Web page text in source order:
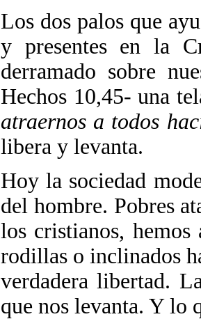
Los dos palos que
y presentes en la
derramado sobre
Hechos 10,45- una
atraernos a todos
libera y levanta.
Hoy la sociedad
del hombre. Pobres
los cristianos, hemos
rodillas o inclinados
verdadera libertad.
que nos levanta. Y lo